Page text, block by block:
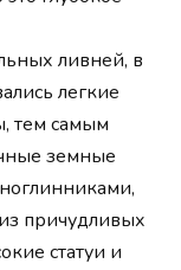
ливней, в
легкие
тем самым
земные
причудливых
статуи и